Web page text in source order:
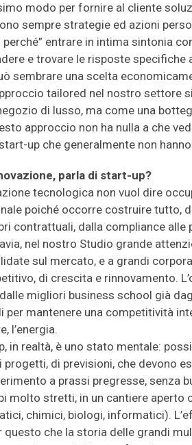
modo per fornire al cliente
sempre strategie ed azioni
entrare in intima sintonia
e trovare le risposte specifiche
sembrare una scelta
tailored nel nostro settore
di lusso, ma come una
approccio non ha nulla a che
up che generalmente non
parla di start-up?
tecnologica non vuol dire
poiché occorre costruire tutto,
contrattuali, dalla compliance
nel nostro Studio grande
sul mercato, e a grandi
di crescita e rinnovamento.
migliori business school già
per mantenere una competitività
l’energia.
in realtà, è uno stato mentale:
progetti, di previsioni, che devono
a prassi pregresse, senza
molto stretti, in un cantiere aperto
chimici, biologi, informatici).
questo che la storia delle grandi